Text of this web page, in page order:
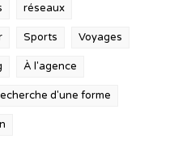
réseaux
Sports Voyages
À l'agence
d'une forme